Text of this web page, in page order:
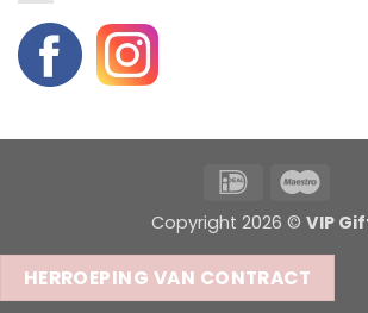
IDeal
Copyright 2026 © VIP
HERROEPING VAN CONTRACT